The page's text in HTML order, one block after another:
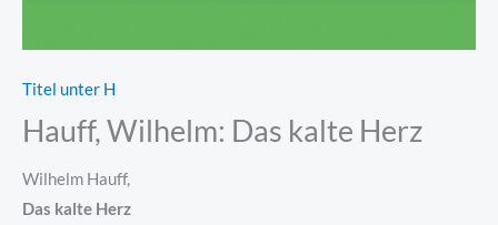
Titel unter H
Hauff, Wilhelm: Das kalte Herz
Wilhelm Hauff,
Das kalte Herz